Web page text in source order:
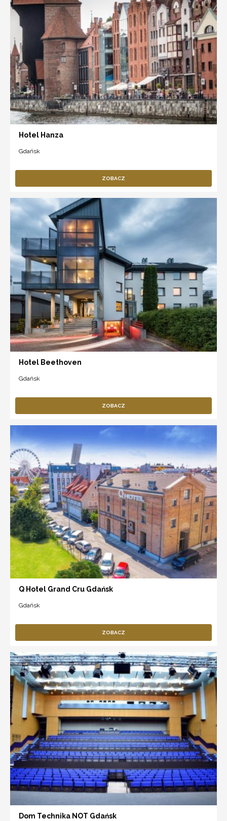
Hotel Hanza
Gdańsk
ZOBACZ
Hotel Beethoven
Gdańsk
ZOBACZ
Q Hotel Grand Cru Gdańsk
Gdańsk
ZOBACZ
Dom Technika NOT Gdańsk